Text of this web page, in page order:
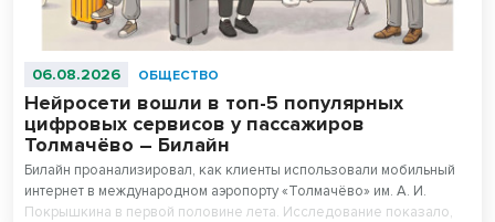
06.08.2026 ОБЩЕСТВО
Нейросети вошли в топ-5 популярных
цифровых сервисов у пассажиров
Толмачёво – Билайн
Билайн проанализировал, как клиенты использовали мобильный
интернет в международном аэропорту «Толмачёво» им. А. И.
Покрышкина в первой половине лета. Исследование показало,